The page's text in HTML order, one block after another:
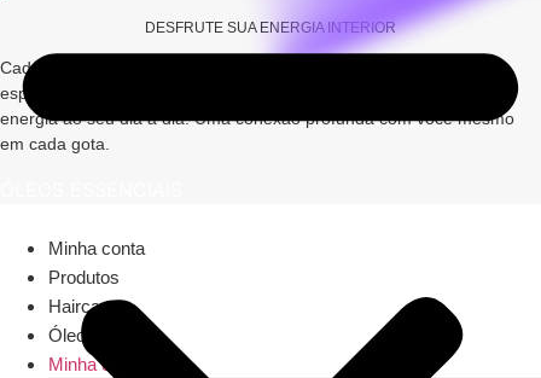
DESFRUTE SUA ENERGIA INTERIOR
Cada essência carrega a força da natureza e o poder da
espiritualidade. Foram escolhidos para equilibrar corpo, mente e
energia ao seu dia a dia. Uma conexão profunda com você mesmo
em cada gota.
Minha conta
Produtos
Haircare
Óleos
Minha conta